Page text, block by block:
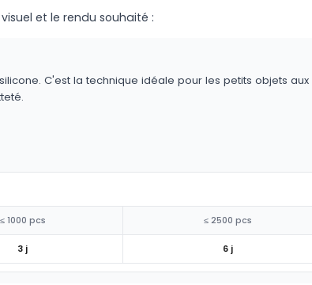
et le rendu souhaité :
C'est la technique idéale pour les petits objets aux
≤ 1000 pcs ≤ 2500 pcs
3 j 6 j